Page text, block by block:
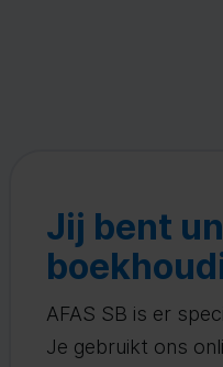
Jij bent
AFAS SB is er
Je gebruikt ons